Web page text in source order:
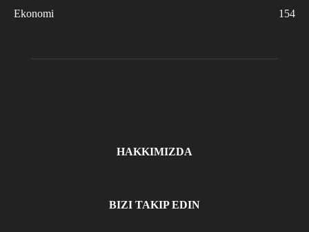
Ekonomi
154
HAKKIMIZDA
BIZI TAKIP EDIN